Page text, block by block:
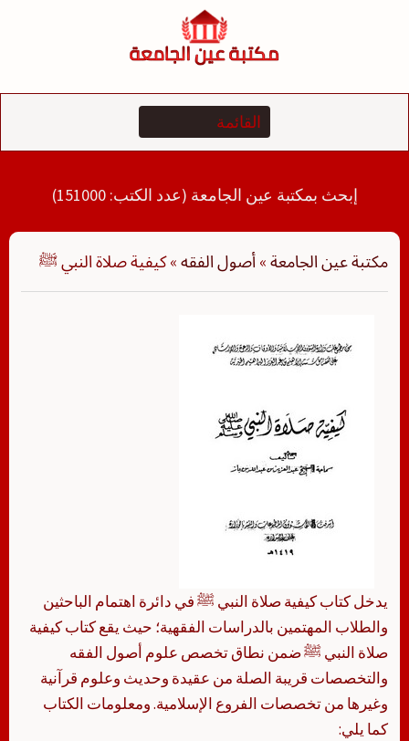
إبحث بمكتبة عين الجامعة (عدد الكتب: 151000)
مكتبة عين الجامعة » أصول الفقه »كيفية صلاة النبي ﷺ
يدخل كتاب كيفية صلاة النبي ﷺ في دائرة اهتمام الباحثين
والطلاب المهتمين بالدراسات الفقهية؛ حيث يقع كتاب كيفية
صلاة النبي ﷺ ضمن نطاق تخصص علوم أصول الفقه
والتخصصات قريبة الصلة من عقيدة وحديث وعلوم قرآنية
وغيرها من تخصصات الفروع الإسلامية. ومعلومات الكتاب
كما يلي: